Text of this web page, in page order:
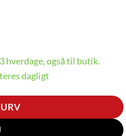
hverdage, også til butik.
dagligt